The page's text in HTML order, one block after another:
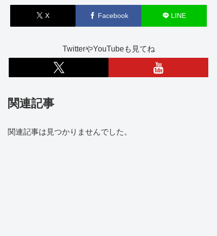
X Facebook LINE
TwitterやYouTubeも見てね
関連記事
関連記事は見つかりませんでした。